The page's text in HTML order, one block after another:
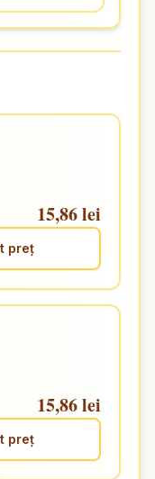
15,86 lei
preț
15,86 lei
preț